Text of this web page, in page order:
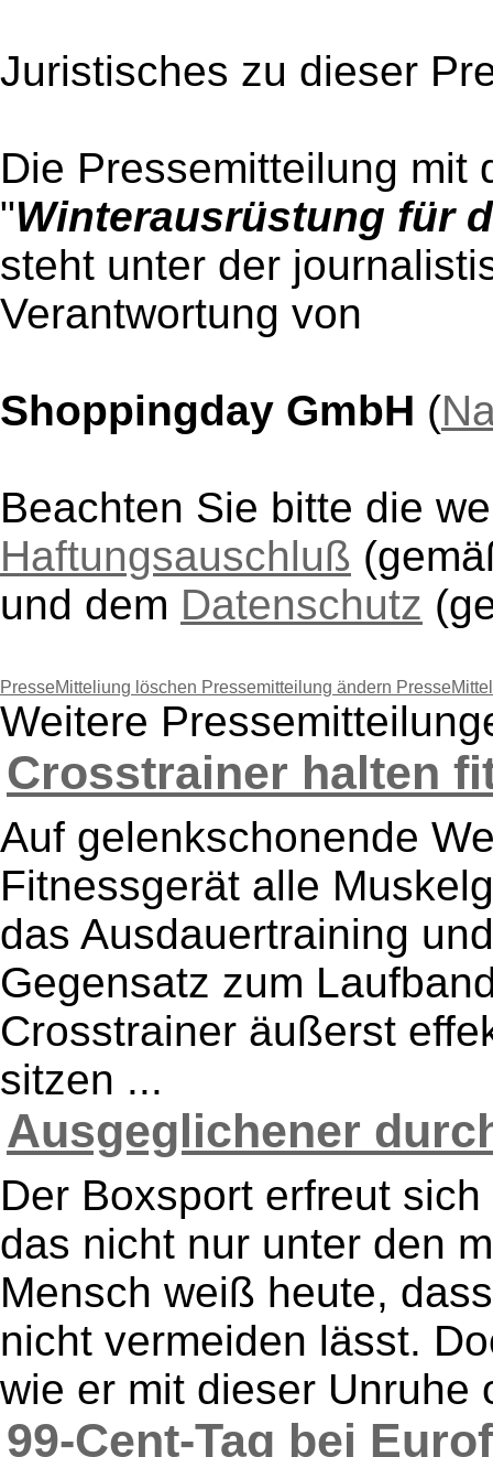
Juristisches zu dieser
Die Pressemitteilung mit
"Winterausrüstung für
steht unter der
Verantwortung von
Shoppingday GmbH (
Beachten Sie bitte die
Haftungsauschluß
und dem Datenschutz
PresseMitteliung löschen Pressemitteilung ändern
Weitere
Crosstrainer halten
Auf gelenkschonende
Fitnessgerät alle
das Ausdauertraining
Gegensatz zum
Crosstrainer äußerst
sitzen ...
Ausgeglichener
Der Boxsport erfreut
das nicht nur unter den
Mensch weiß heute,
nicht vermeiden lässt.
wie er mit dieser Unruhe
99-Cent-Tag bei